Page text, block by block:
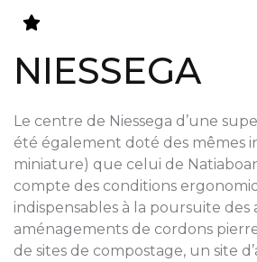
NIESSEGA
Le centre de Niessega d’une
été également doté des mêmes
miniature) que celui de
compte des conditions
indispensables à la poursuite des
aménagements de cordons
de sites de compostage, un site